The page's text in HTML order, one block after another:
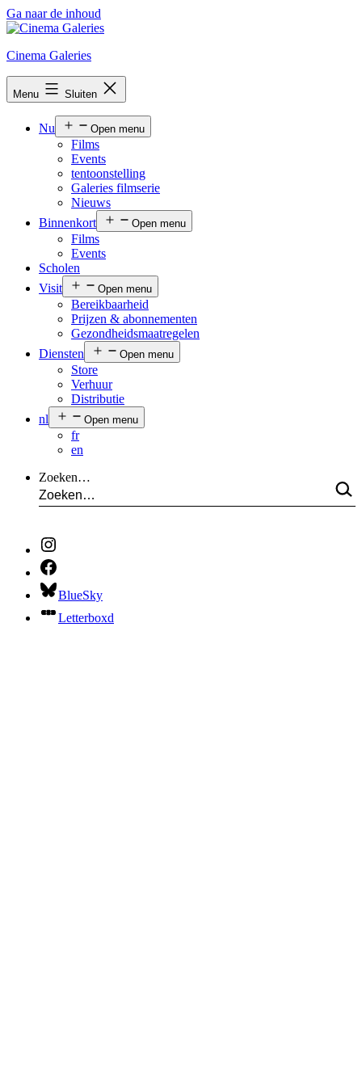
Ga naar de inhoud
Cinema Galeries
Menu Sluiten
Nu Open menu
Films
Events
tentoonstelling
Galeries filmserie
Nieuws
Binnenkort
Open menu
Films
Events
Scholen
Visit
Open menu
Bereikbaarheid
Prijzen & abonnementen
Gezondheidsmaatregelen
Diensten
Open menu
Store
Verhuur
Distributie
nl
Open menu
fr
en
Zoeken…
BlueSky
Letterboxd